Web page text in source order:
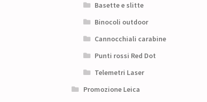
Basette e slitte
Binocoli outdoor
Cannocchiali carabine
Punti rossi Red Dot
Telemetri Laser
Promozione Leica